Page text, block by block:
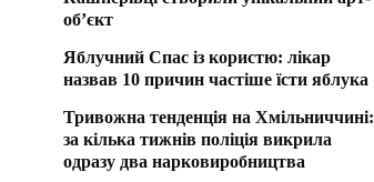
об’єкт
Яблучний Спас із користю: лікар
назвав 10 причин частіше їсти яблука
Тривожна тенденція на Хмільниччині:
за кілька тижнів поліція викрила
одразу два нарковиробництва